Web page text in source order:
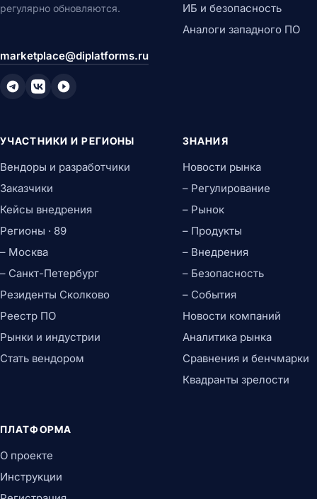
регулярно обновляются.
marketplace@diplatforms.ru
ИБ и безопасность
Аналоги западного ПО
УЧАСТНИКИ И РЕГИОНЫ
Вендоры и разработчики
Заказчики
Кейсы внедрения
Регионы · 89
– Москва
– Санкт-Петербург
Резиденты Сколково
Реестр ПО
Рынки и индустрии
Стать вендором
ЗНАНИЯ
Новости рынка
– Регулирование
– Рынок
– Продукты
– Внедрения
– Безопасность
– События
Новости компаний
Аналитика рынка
Сравнения и бенчмарки
Квадранты зрелости
ПЛАТФОРМА
О проекте
Инструкции